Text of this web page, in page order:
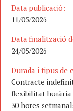
Data publicació:
11/05/2026
Data finalització
24/05/2026
Durada i tipus de
Contracte
flexibilitat horària
30 hores